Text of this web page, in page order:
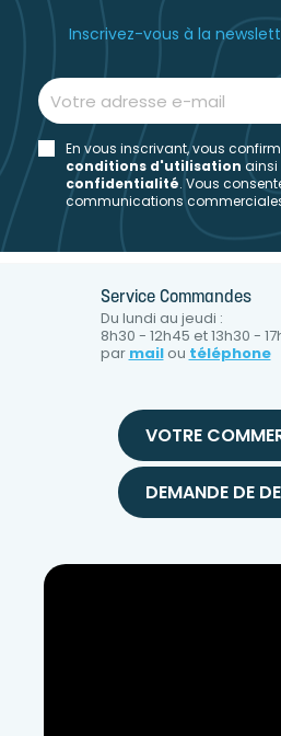
Inscrivez-vous à la
En vous inscrivant, vous
conditions d'utilisation
confidentialité. Vous
communications
Service Commandes
Du lundi au jeudi :
8h30 - 12h45 et 13h30 -
par mailou téléphone
VOTRE
DEMANDE DE